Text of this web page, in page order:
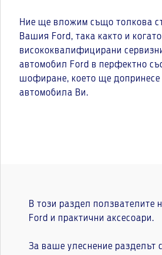
Ние ще вложим също толкова
Вашия Ford, така както и
висококвалифицирани
автомобил Ford в перфектно
шофиране, което ще допринесе
автомобила Ви.
В този раздел
Ford и практични аксесоари.
За ваше улеснение разделът